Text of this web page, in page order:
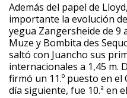
Además del papel de
importante la evolución
yegua Zangersheide de 9
Muze y Bombita des
saltó con Juancho sus
internacionales a 1,45 m.
firmó un 11.º puesto en el
día siguiente, fue 10.ª en